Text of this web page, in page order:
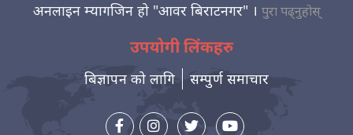
अनलाइन म्यागजिन हो "आवर बिराटनगर" । पुरा पढ्नुहोस्
उपयोगी लिंकहरु
बिज्ञापन को लागि सम्पुर्ण समाचार